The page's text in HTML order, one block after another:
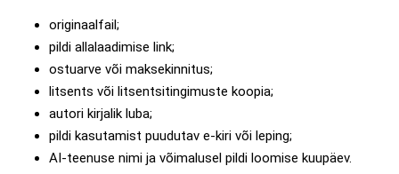
originaalfail;
pildi allalaadimise link;
ostuarve või maksekinnitus;
litsents või litsentsitingimuste koopia;
autori kirjalik luba;
pildi kasutamist puudutav e-kiri või leping;
AI-teenuse nimi ja võimalusel pildi loomise kuupäev.